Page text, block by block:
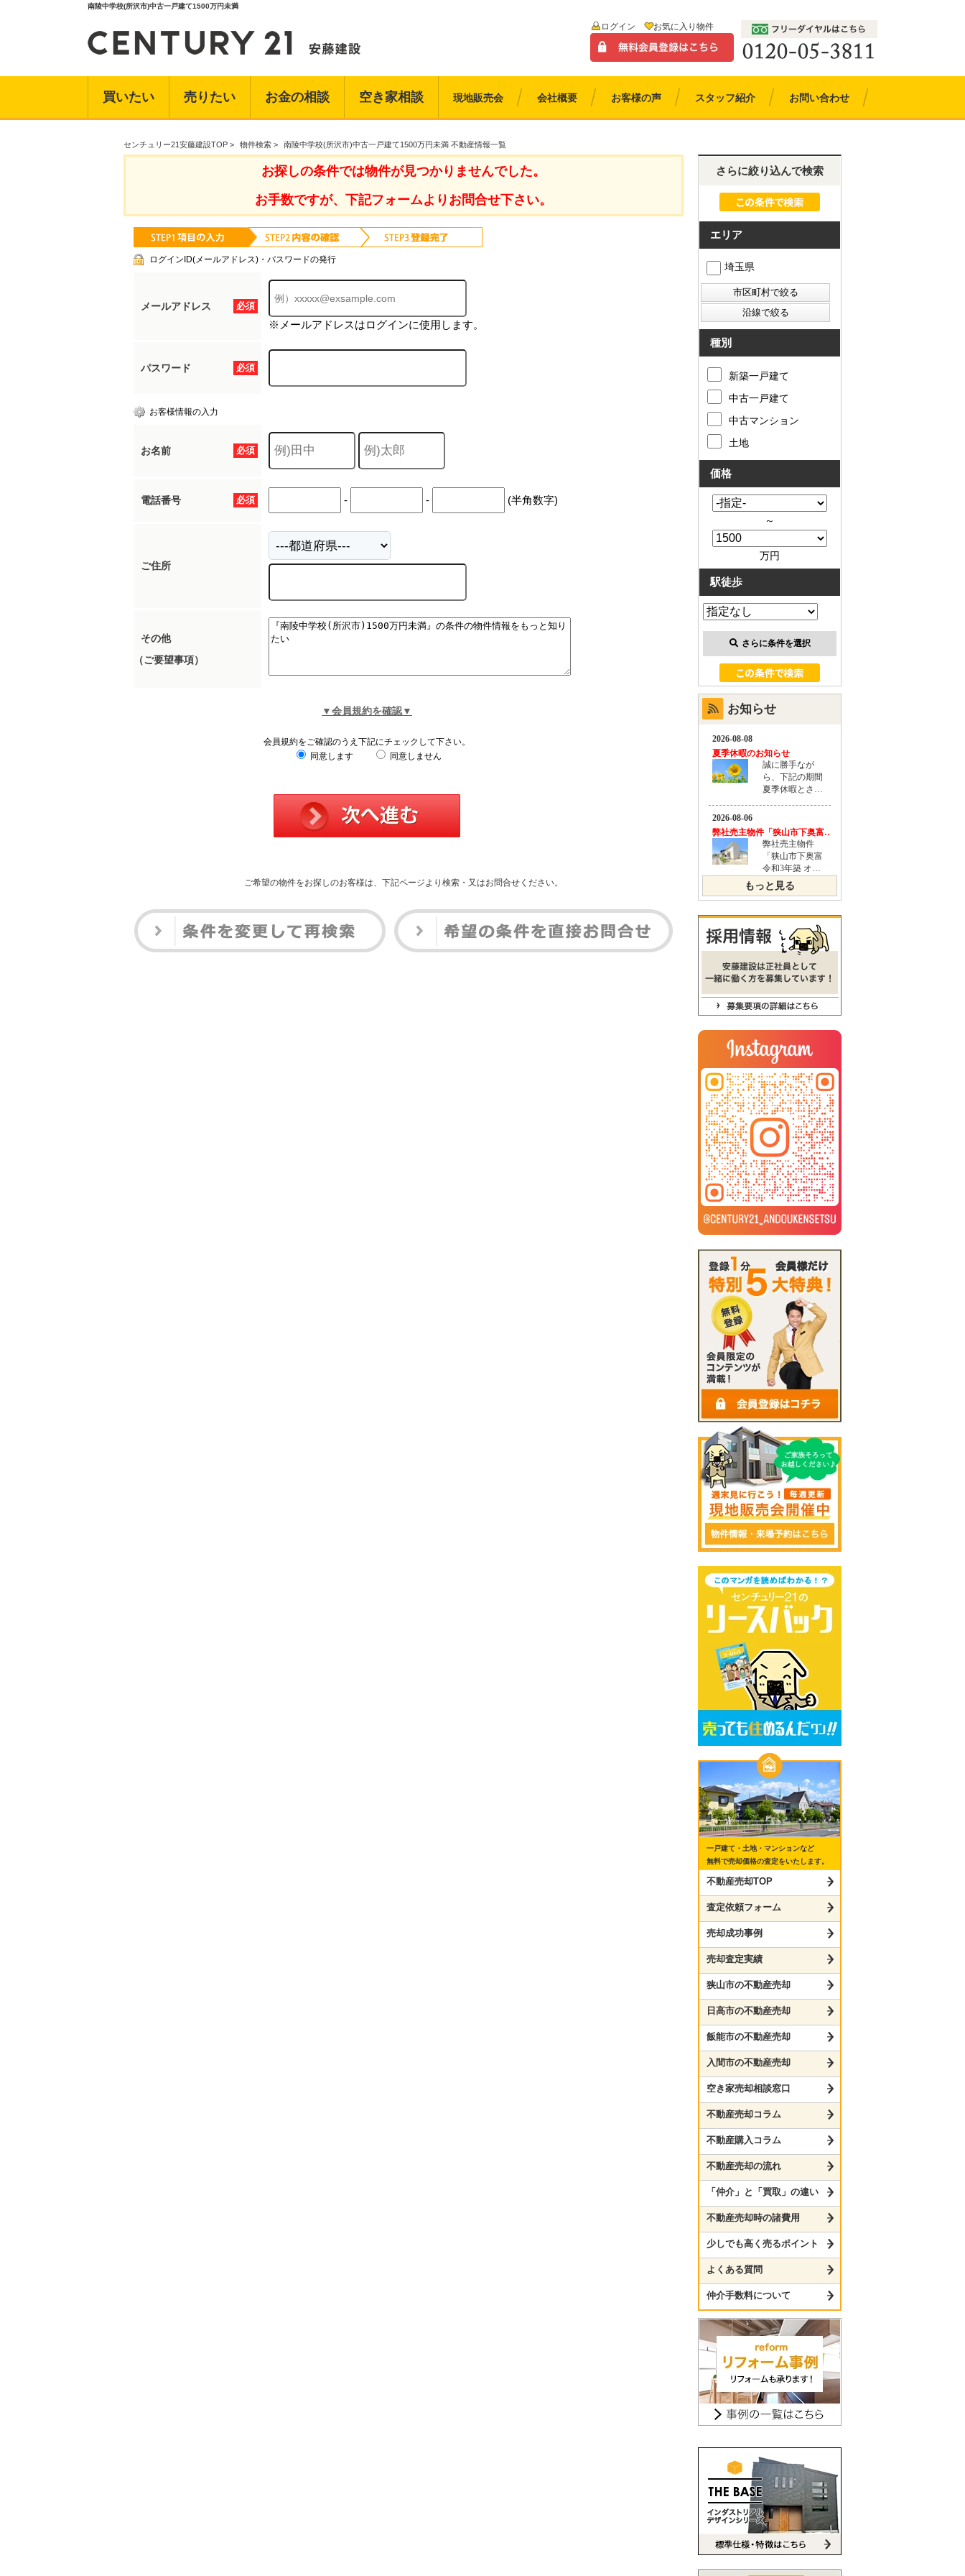
南陵中学校(所沢市)中古一戸建て1500万円未満
ログイン お気に入り物件
買いたい 売りたい お金の相談 空き家相談 現地販売会 会社概要 お客様の声 スタッフ紹介 お問い合わせ
センチュリー21安藤建設TOP > 物件検索 > 南陵中学校(所沢市)中古一戸建て1500万円未満 不動産情報一覧
お探しの条件では物件が見つかりませんでした。
お手数ですが、下記フォームよりお問合せ下さい。
ログインID(メールアドレス)・パスワードの発行
必須
メールアドレス
※メールアドレスはログインに使用します。
必須
パスワード
お客様情報の入力
必須
お名前
必須
電話番号 - - (半角数字)
ご住所
その他
（ご要望事項）
▼会員規約を確認▼
会員規約をご確認のうえ下記にチェックして下さい。
同意します
同意しません
ご希望の物件をお探しのお客様は、下記ページより検索・又はお問合せください。
さらに絞り込んで検索
エリア
埼玉県
種別
新築一戸建て
中古一戸建て
中古マンション
土地
価格
～
万円
駅徒歩
さらに条件を選択
お知らせ
もっと見る
一戸建て・土地・マンションなど
無料で売却価格の査定をいたします。
不動産売却TOP
査定依頼フォーム
売却成功事例
売却査定実績
狭山市の不動産売却
日高市の不動産売却
飯能市の不動産売却
入間市の不動産売却
空き家売却相談窓口
不動産売却コラム
不動産購入コラム
不動産売却の流れ
「仲介」と「買取」の違い
不動産売却時の諸費用
少しでも高く売るポイント
よくある質問
仲介手数料について